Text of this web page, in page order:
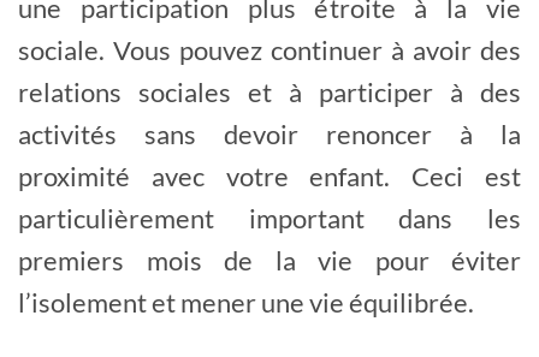
une participation plus étroite à la vie
sociale. Vous pouvez continuer à avoir des
relations sociales et à participer à des
activités sans devoir renoncer à la
proximité avec votre enfant. Ceci est
particulièrement important dans les
premiers mois de la vie pour éviter
l’isolement et mener une vie équilibrée.